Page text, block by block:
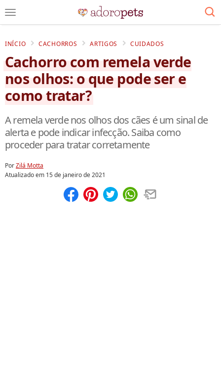
INÍCIO CACHORROS ARTIGOS CUIDADOS
Cachorro com remela verde
nos olhos: o que pode ser e
como tratar?
A remela verde nos olhos dos cães é um sinal de
alerta e pode indicar infecção. Saiba como
proceder para tratar corretamente
PorZilá Motta
Atualizado em 15 de janeiro de 2021